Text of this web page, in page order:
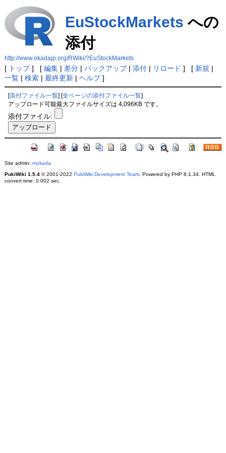
EuStockMarkets への
添付
http://www.okadajp.org/RWiki/?EuStockMarkets
[ トップ] [ 編集| 差分| バックアップ| 添付| リロード ] [ 新規 |
一覧| 検索| 最終更新| ヘルプ]
[添付ファイル一覧 ] [全ページの添付ファイル一覧
アップロード可能最大ファイルサイズは 4,096KB です。
添付ファイル:
Site admin: mokada
PukiWiki 1.5.4© 2001-2022 PukiWiki Development Team. Powered by PHP 8.1.34. HTML
convert time: 0.002 sec.